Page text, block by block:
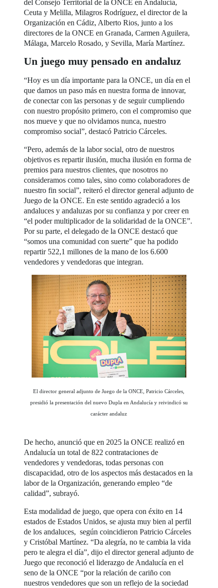
del Consejo Territorial de la ONCE en Andalucía,
Ceuta y Melilla, Milagros Rodríguez, el director de la
Organización en Cádiz, Alberto Rios, junto a los
directores de la ONCE en Granada, Carmen Aguilera,
Málaga, Marcelo Rosado, y Sevilla, María Martínez.
Un juego muy pensado en andaluz
“Hoy es un día importante para la ONCE, un día en el
que damos un paso más en nuestra forma de innovar,
de conectar con las personas y de seguir cumpliendo
con nuestro propósito primero, con el compromiso que
nos mueve y que no olvidamos nunca, nuestro
compromiso social”, destacó Patricio Cárceles.
“Pero, además de la labor social, otro de nuestros
objetivos es repartir ilusión, mucha ilusión en forma de
premios para nuestros clientes, que nosotros no
consideramos como tales, sino como colaboradores de
nuestro fin social”, reiteró el director general adjunto de
Juego de la ONCE. En este sentido agradeció a los
andaluces y andaluzas por su confianza y por creer en
“el poder multiplicador de la solidaridad de la ONCE”.
Por su parte, el delegado de la ONCE destacó que
“somos una comunidad con suerte” que ha podido
repartir 522,1 millones de la mano de los 6.600
vendedores y vendedoras que integran.
El director general adjunto de Juego de la ONCE, Patricio Cárceles,
presidió la presentación del nuevo Dupla en Andalucía y reivindicó su
carácter andaluz
De hecho, anunció que en 2025 la ONCE realizó en
Andalucía un total de 822 contrataciones de
vendedores y vendedoras, todas personas con
discapacidad, otro de los aspectos más destacados en la
labor de la Organización, generando empleo “de
calidad”, subrayó.
Esta modalidad de juego, que opera con éxito en 14
estados de Estados Unidos, se ajusta muy bien al perfil
de los andaluces, según coincidieron Patricio Cárceles
y Cristóbal Martínez. “Da alegría, no te cambia la vida
pero te alegra el día”, dijo el director general adjunto de
Juego que reconoció el liderazgo de Andalucía en el
seno de la ONCE “por la relación de cariño con
nuestros vendedores que son un reflejo de la sociedad